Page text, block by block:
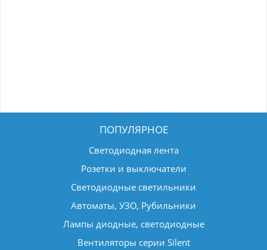
ПОПУЛЯРНОЕ
Светодиодная лента
Розетки и выключатели
Светодиодные светильники
Автоматы, УЗО, Рубильники
Лампы диодные, светодиодные
Вентиляторы серии Silent